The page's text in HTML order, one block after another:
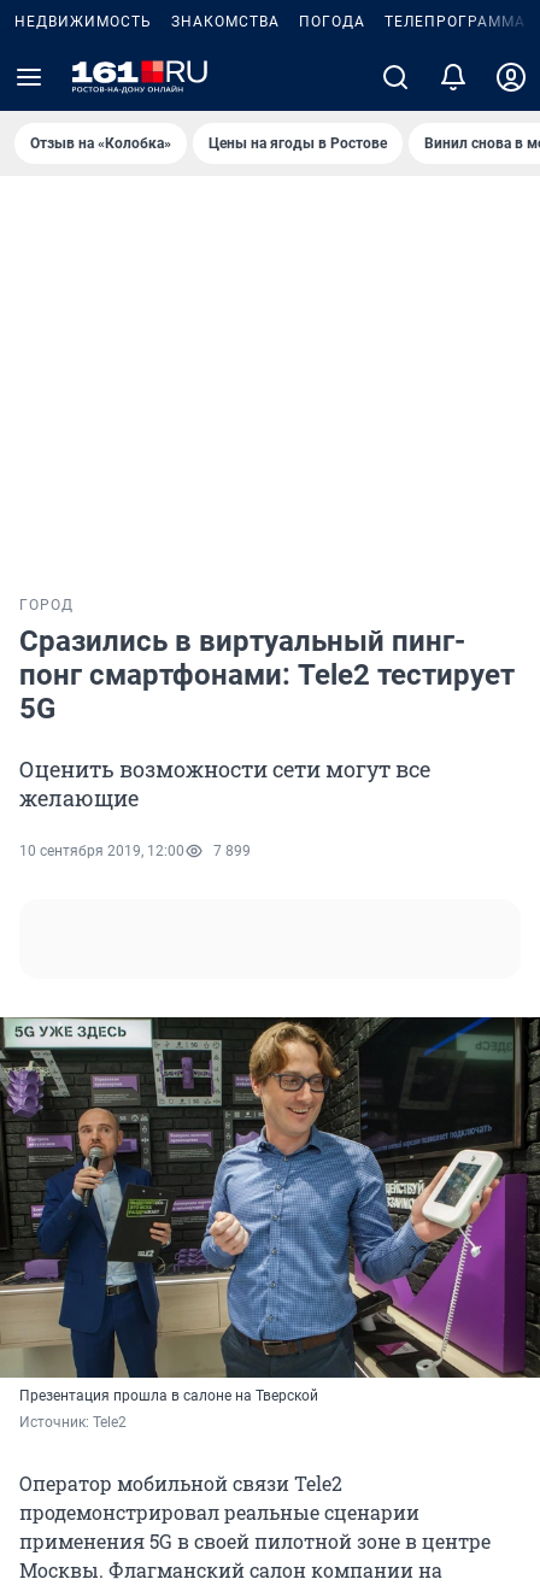
НЕДВИЖИМОСТЬ ЗНАКОМСТВА ПОГОДА ТЕЛЕПРОГРАММА
Отзыв на «Колобка» Цены на ягоды в Ростове Винил снова в
ГОРОД
Сразились в виртуальный пинг-
понг смартфонами: Tele2 тестирует
5G
Оценить возможности сети могут все
желающие
10 сентября 2019, 12:00 7 899
Презентация прошла в салоне на Тверской
Источник: Tele2
Оператор мобильной связи Tele2
продемонстрировал реальные сценарии
применения 5G в своей пилотной зоне в центре
Москвы. Флагманский салон компании на